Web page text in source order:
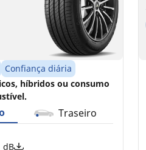
Confiança diária
híbridos ou consumo
Traseiro
dB